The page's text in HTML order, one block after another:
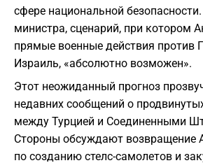
сфере национальной
министра, сценарий, при котором
прямые военные действия против
Израиль, «абсолютно возможен».
Этот неожиданный прогноз
недавних сообщений о
между Турцией и Соединенными
Стороны обсуждают возвращение
по созданию стелс-самолетов и